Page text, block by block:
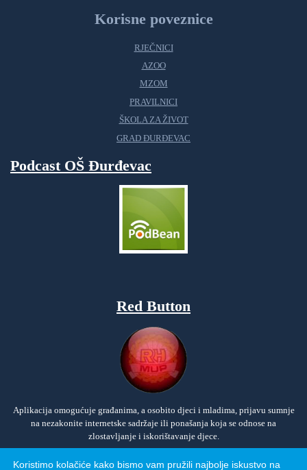
Korisne poveznice
RJEČNICI
AZOO
MZOM
PRAVILNICI
ŠKOLA ZA ŽIVOT
GRAD ĐURĐEVAC
Podcast OŠ Đurđevac
Red Button
Aplikacija omogućuje građanima, a osobito djeci i mladima, prijavu sumnje
na nezakonite internetske sadržaje ili ponašanja koja se odnose na
zlostavljanje i iskorištavanje djece.
Koristimo kolačiće kako bismo vam pružili najbolje iskustvo na